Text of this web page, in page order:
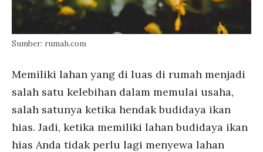
Sumber: rumah.com
Memiliki lahan yang di luas di rumah menjadi
salah satu kelebihan dalam memulai usaha,
salah satunya ketika hendak budidaya ikan
hias. Jadi, ketika memiliki lahan budidaya ikan
hias Anda tidak perlu lagi menyewa lahan